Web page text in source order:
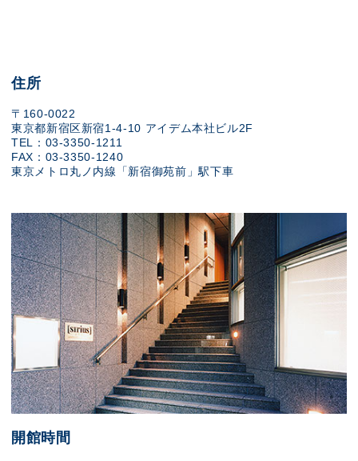
住所
〒160-0022
東京都新宿区新宿1-4-10 アイデム本社ビル2F
TEL：03-3350-1211
FAX：03-3350-1240
東京メトロ丸ノ内線「新宿御苑前」駅下車
開館時間